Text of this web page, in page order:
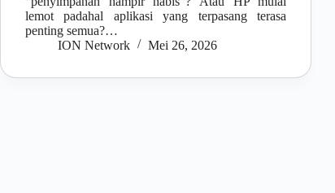
lemot padahal aplikasi yang terpasang terasa
penting semua?…
ION Network
Mei 26, 2026